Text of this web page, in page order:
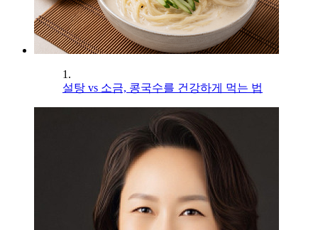
1.
설탕 vs 소금, 콩국수를 건강하게 먹는 법